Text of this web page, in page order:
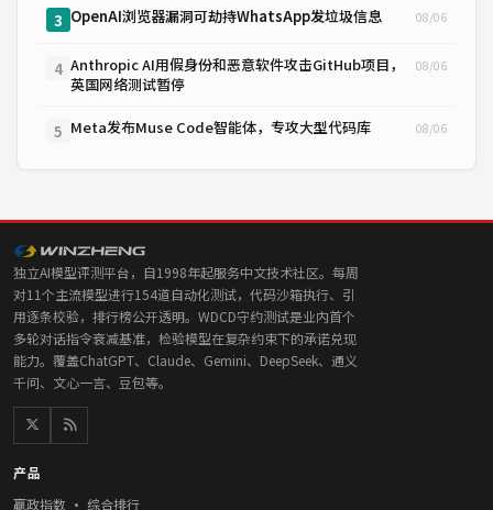
3 OpenAI浏览器漏洞可劫持WhatsApp发垃圾信息 08/06
4 Anthropic AI用假身份和恶意软件攻击GitHub项目，
英国网络测试暂停
08/06
5 Meta发布Muse Code智能体，专攻大型代码库 08/06
独立AI模型评测平台，自1998年起服务中文技术社区。每周
对11个主流模型进行154道自动化测试，代码沙箱执行、引
用逐条校验，排行榜公开透明。WDCD守约测试是业内首个
多轮对话指令衰减基准，检验模型在复杂约束下的承诺兑现
能力。覆盖ChatGPT、Claude、Gemini、DeepSeek、通义
千问、文心一言、豆包等。
产品
赢政指数 · 综合排行